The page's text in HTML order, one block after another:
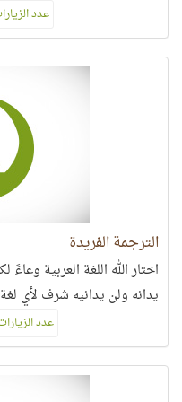
عدد
الترجمة الفريدة
اختار الله اللغة العربية
يدانه ولن يدانيه شرف لأي
عدد